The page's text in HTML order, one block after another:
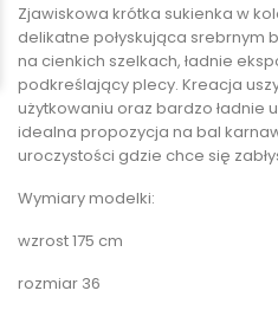
Zjawiskowa krótka sukienka w
delikatne połyskująca srebrnym
na cienkich szelkach, ładnie
podkreślający plecy. Kreacja
użytkowaniu oraz bardzo ładnie
idealna propozycja na bal
uroczystości gdzie chce się
Wymiary modelki:
wzrost 175 cm
rozmiar 36